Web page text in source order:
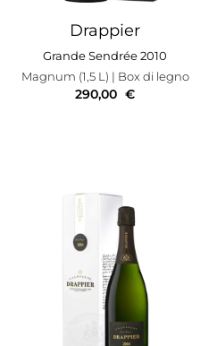
Drappier
Grande Sendrée 2010
Magnum (1,5 L) | Box di legno
290,00 €